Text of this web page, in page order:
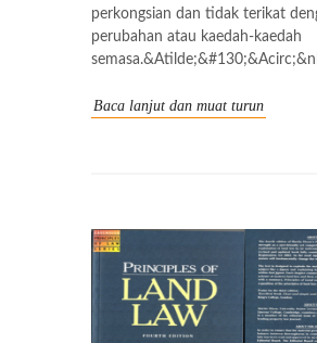
perkongsian dan tidak terikat
perubahan atau kaedah-kaedah
Baca lanjut dan muat turun